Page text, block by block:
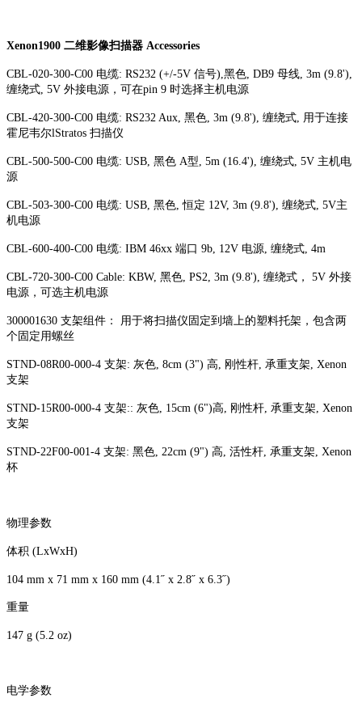
Xenon1900 二维影像扫描器 Accessories
CBL-020-300-C00 电缆: RS232 (+/-5V 信号),黑色, DB9 母线, 3m (9.8'),
缠绕式, 5V 外接电源，可在pin 9 时选择主机电源
CBL-420-300-C00 电缆: RS232 Aux, 黑色, 3m (9.8'), 缠绕式, 用于连接
霍尼韦尔lStratos 扫描仪
CBL-500-500-C00 电缆: USB, 黑色 A型, 5m (16.4'), 缠绕式, 5V 主机电
源
CBL-503-300-C00 电缆: USB, 黑色, 恒定 12V, 3m (9.8'), 缠绕式, 5V主
机电源
CBL-600-400-C00 电缆: IBM 46xx 端口 9b, 12V 电源, 缠绕式, 4m
CBL-720-300-C00 Cable: KBW, 黑色, PS2, 3m (9.8'), 缠绕式， 5V 外接
电源，可选主机电源
300001630 支架组件： 用于将扫描仪固定到墙上的塑料托架，包含两
个固定用螺丝
STND-08R00-000-4 支架: 灰色, 8cm (3") 高, 刚性杆, 承重支架, Xenon
支架
STND-15R00-000-4 支架:: 灰色, 15cm (6")高, 刚性杆, 承重支架, Xenon
支架
STND-22F00-001-4 支架: 黑色, 22cm (9") 高, 活性杆, 承重支架, Xenon
杯
物理参数
体积 (LxWxH)
104 mm x 71 mm x 160 mm (4.1˝ x 2.8˝ x 6.3˝)
重量
147 g (5.2 oz)
电学参数